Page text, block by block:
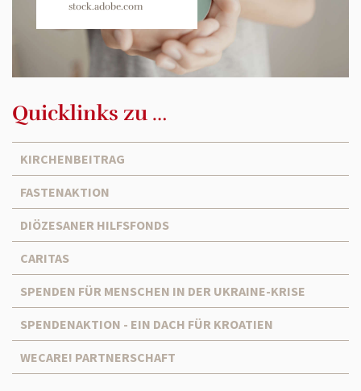
stock.adobe.com
Quicklinks zu …
KIRCHENBEITRAG
FASTENAKTION
DIÖZESANER HILFSFONDS
CARITAS
SPENDEN FÜR MENSCHEN IN DER UKRAINE-KRISE
SPENDENAKTION - EIN DACH FÜR KROATIEN
WECARE! PARTNERSCHAFT